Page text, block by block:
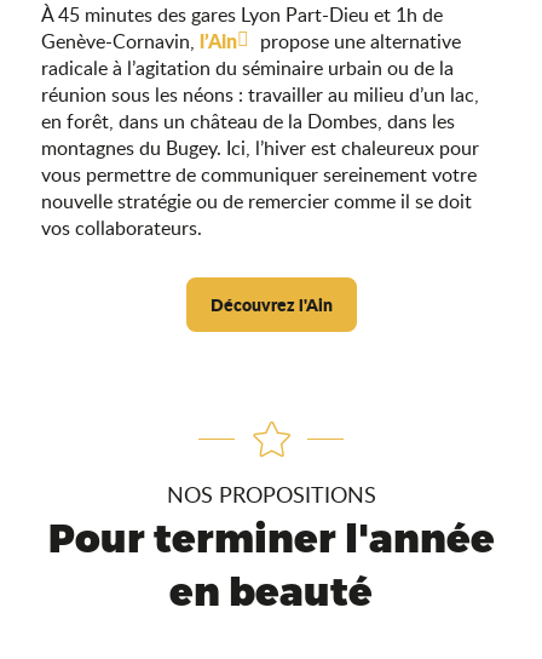
À 45 minutes des gares Lyon Part-Dieu et 1h de
Genève-Cornavin, l’Ain
propose une alternative
radicale à l’agitation du séminaire urbain ou de la
réunion sous les néons : travailler au milieu d’un lac,
en forêt, dans un château de la Dombes, dans les
montagnes du Bugey. Ici, l’hiver est chaleureux pour
vous permettre de communiquer sereinement votre
nouvelle stratégie ou de remercier comme il se doit
vos collaborateurs.
Découvrez l'Ain
NOS PROPOSITIONS
Pour terminer l'année
en beauté